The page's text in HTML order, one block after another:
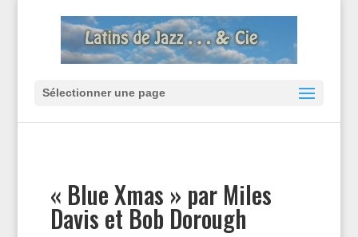
Sélectionner une page
« Blue Xmas » par Miles
Davis et Bob Dorough